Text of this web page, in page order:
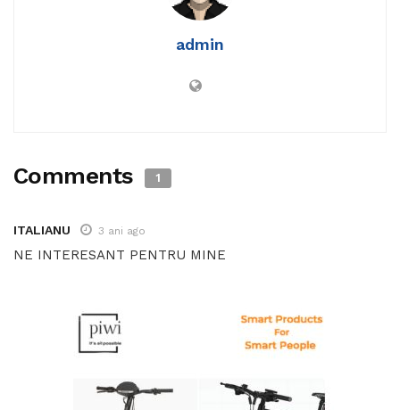
admin
Comments 1
ITALIANU 3 ani ago
NE INTERESANT PENTRU MINE